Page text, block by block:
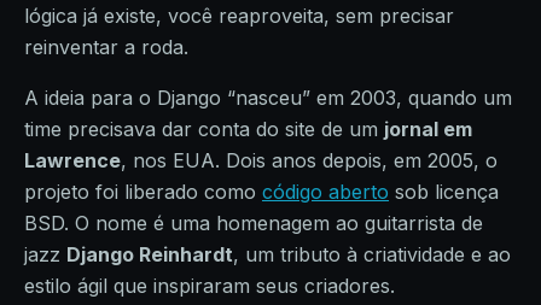
lógica já existe, você reaproveita, sem precisar
reinventar a roda.
A ideia para o Django “nasceu” em 2003, quando um
time precisava dar conta do site de um jornal em
Lawrence, nos EUA. Dois anos depois, em 2005, o
projeto foi liberado como código aberto sob licença
BSD. O nome é uma homenagem ao guitarrista de
jazz Django Reinhardt, um tributo à criatividade e ao
estilo ágil que inspiraram seus criadores.